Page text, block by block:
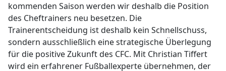
kommenden Saison werden wir deshalb die Position
des Cheftrainers neu besetzen. Die
Trainerentscheidung ist deshalb kein Schnellschuss,
sondern ausschließlich eine strategische Überlegung
für die positive Zukunft des CFC. Mit Christian Tiffert
wird ein erfahrener Fußballexperte übernehmen, der